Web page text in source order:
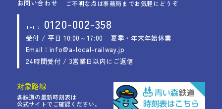
お問い合わせ ご不明な点は事務局までお気軽にどうぞ
TEL： 0120-002-358
受付 / 平日 10:00～17:00
夏季・年末年始休業
Email：info@a-local-railway.jp
24時間受付 / 3営業日以内にご返信
対象路線
各鉄道の最新時刻表は
公式サイトでご確認ください。